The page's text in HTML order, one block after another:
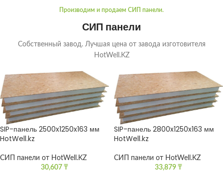
Производим и продаем СИП панели.
СИП панели
Собственный завод. Лучшая цена от завода изготовителя
HotWell.KZ
SIP-панель 2500x1250x163 мм
HotWell.kz
СИП панели от HotWell.KZ
30,607 ₸
SIP-панель 2800x1250x163 мм
HotWell.kz
СИП панели от HotWell.KZ
33,879 ₸